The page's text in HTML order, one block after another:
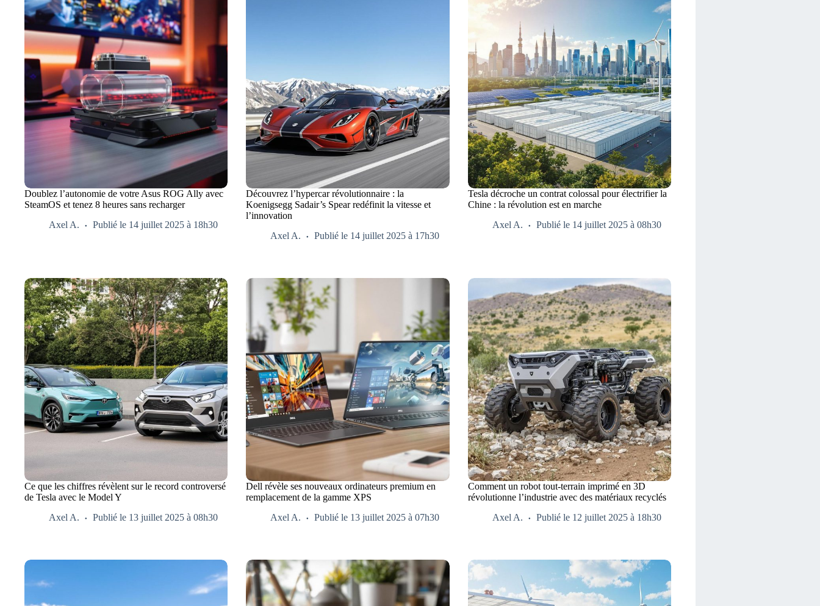
Doublez l’autonomie de votre Asus ROG Ally avec
SteamOS et tenez 8 heures sans recharger
Axel A.
Publié le 14 juillet 2025 à 18h30
Découvrez l’hypercar révolutionnaire : la
Koenigsegg Sadair’s Spear redéfinit la vitesse et
l’innovation
Axel A.
Publié le 14 juillet 2025 à 17h30
Tesla décroche un contrat colossal pour électrifier la
Chine : la révolution est en marche
Axel A.
Publié le 14 juillet 2025 à 08h30
Ce que les chiffres révèlent sur le record controversé
de Tesla avec le Model Y
Axel A.
Publié le 13 juillet 2025 à 08h30
Dell révèle ses nouveaux ordinateurs premium en
remplacement de la gamme XPS
Axel A.
Publié le 13 juillet 2025 à 07h30
Comment un robot tout-terrain imprimé en 3D
révolutionne l’industrie avec des matériaux recyclés
Axel A.
Publié le 12 juillet 2025 à 18h30